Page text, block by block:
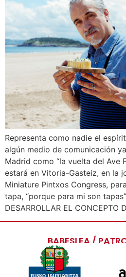
Representa como nadie el
algún medio de comunicación
Madrid como “la vuelta del Ave
estará en Vitoria-Gasteiz, en la
Miniature Pintxos Congress,
tapa, “porque para mi son
DESARROLLAR EL CONCEPTO
BABESLEA /